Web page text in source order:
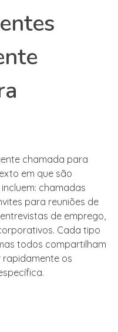
chamada para
em que são
chamadas
para reuniões de
de emprego,
Cada tipo
todos compartilham
rapidamente os